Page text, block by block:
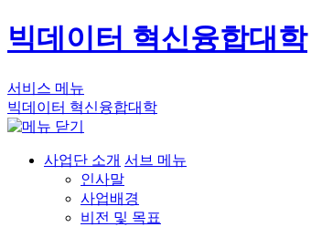
빅데이터 혁신융합대학
서비스 메뉴
빅데이터 혁신융합대학
사업단 소개 서브 메뉴
인사말
사업배경
비전 및 목표